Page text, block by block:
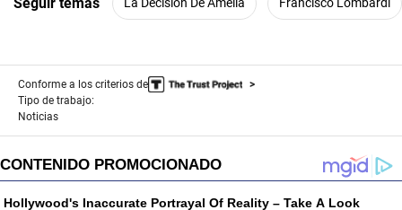
Seguir temas La Decisión De Amelia Francisco Lombardi
Conforme a los criterios de
Tipo de trabajo:
Noticias